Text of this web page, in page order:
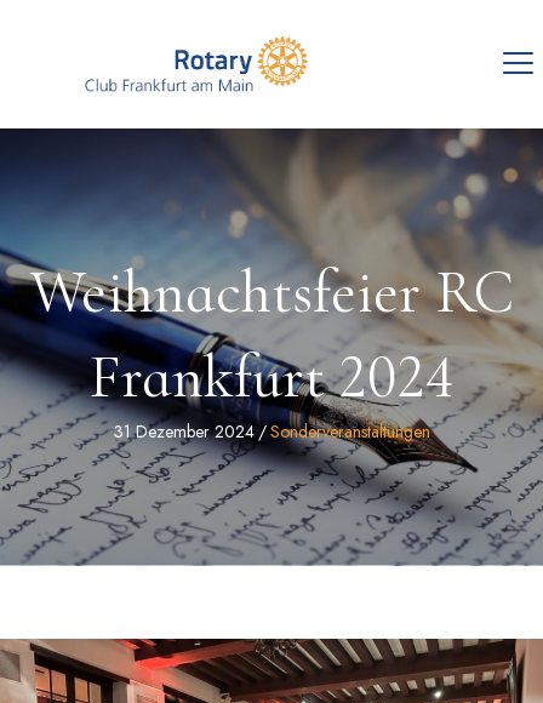
Weihnachtsfeier RC
Frankfurt 2024
31 Dezember 2024 /Sonderveranstaltungen